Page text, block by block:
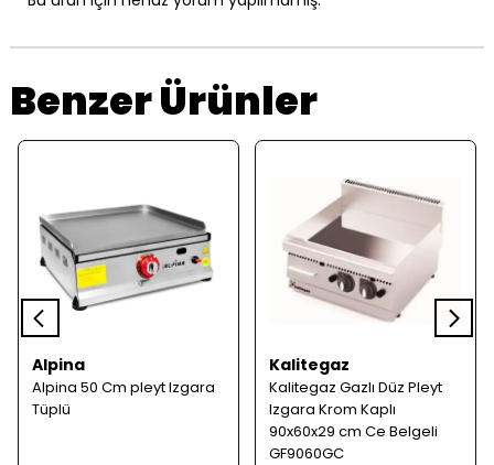
Benzer Ürünler
Alpina
Alpina 50 Cm pleyt Izgara
Tüplü
Kalitegaz
Kalitegaz Gazlı Düz Pleyt
Izgara Krom Kaplı
90x60x29 cm Ce Belgeli
GF9060GC